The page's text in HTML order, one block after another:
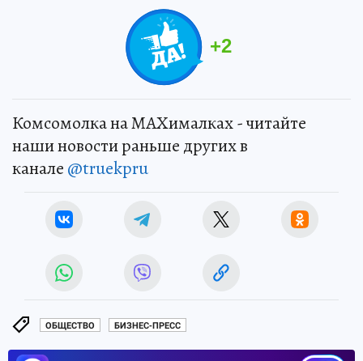
+2
Комсомолка на MAXималках - читайте
наши новости раньше других в
канале @truekpru
ОБЩЕСТВО БИЗНЕС-ПРЕСС